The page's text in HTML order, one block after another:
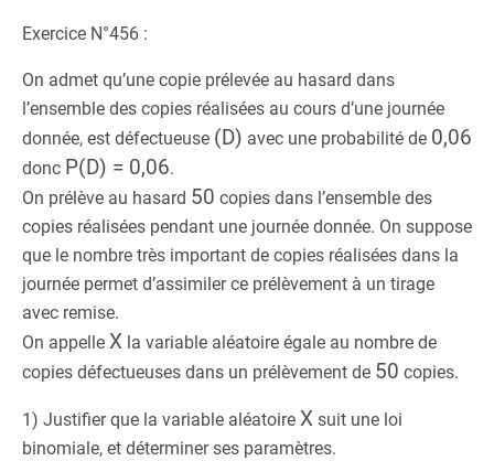
Exercice N°456 :
On admet qu’une copie prélevée au hasard dans
l’ensemble des copies réalisées au cours d’une journée
donnée, est défectueuse (D) avec une probabilité de 0,06
donc P(D) = 0,06.
On prélève au hasard 50 copies dans l’ensemble des
copies réalisées pendant une journée donnée. On suppose
que le nombre très important de copies réalisées dans la
journée permet d’assimiler ce prélèvement à un tirage
avec remise.
On appelle X la variable aléatoire égale au nombre de
copies défectueuses dans un prélèvement de 50 copies.
1) Justifier que la variable aléatoire X suit une loi
binomiale, et déterminer ses paramètres.